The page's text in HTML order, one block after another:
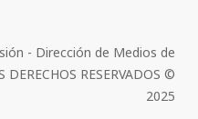
- Dirección de Medios de
RESERVADOS ©
2025